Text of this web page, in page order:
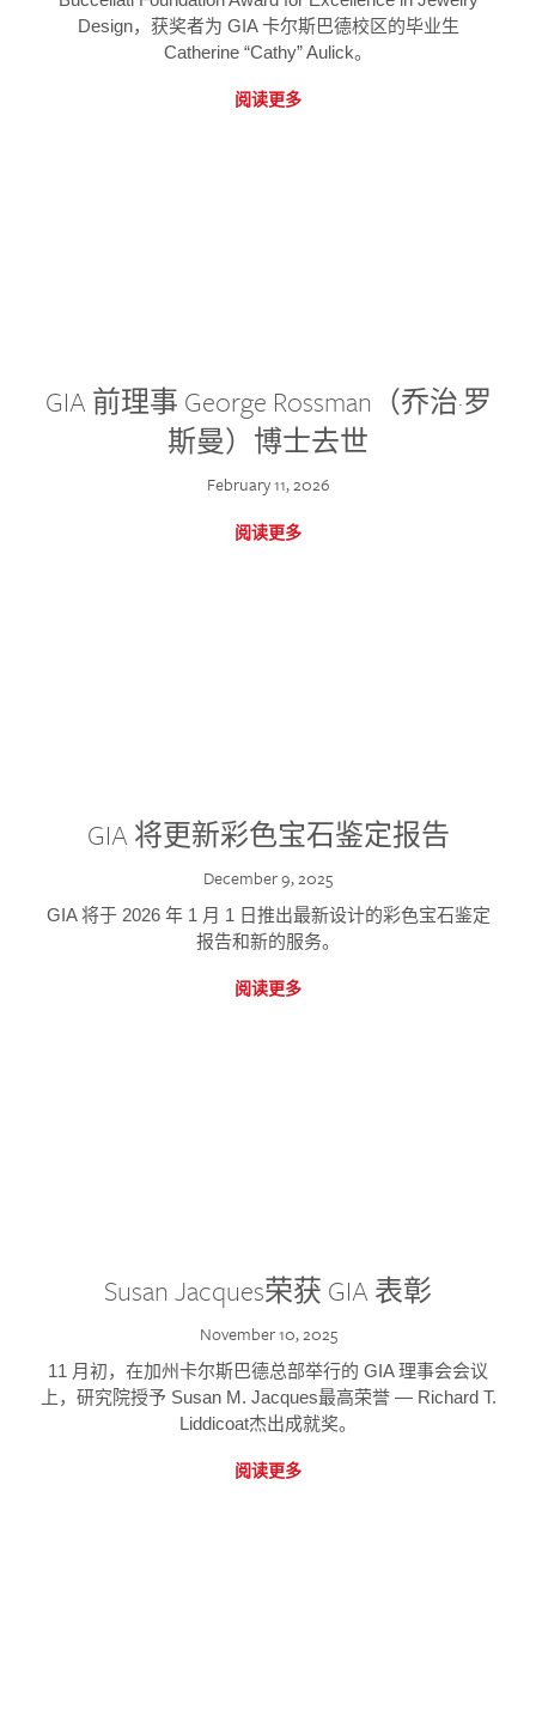
Design，获奖者为 GIA 卡尔斯巴德校区的毕业生
Catherine “Cathy” Aulick。
阅读更多
GIA 前理事 George Rossman（乔治·罗
斯曼）博士去世
February 11, 2026
阅读更多
GIA 将更新彩色宝石鉴定报告
December 9, 2025
GIA 将于 2026 年 1 月 1 日推出最新设计的彩色宝石鉴定
报告和新的服务。
阅读更多
Susan Jacques荣获 GIA 表彰
November 10, 2025
11 月初，在加州卡尔斯巴德总部举行的 GIA 理事会会议
上，研究院授予 Susan M. Jacques最高荣誉 — Richard T.
Liddicoat杰出成就奖。
阅读更多